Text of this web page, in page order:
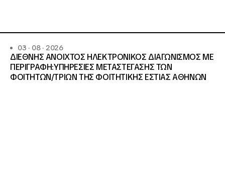
03 · 08 · 2026
ΔΙΕΘΝΗΣ ΑΝΟΙΧΤΟΣ ΗΛΕΚΤΡΟΝΙΚΟΣ ΔΙΑΓΩΝΙΣΜΟΣ ΜΕ
ΠΕΡΙΓΡΑΦΗ:ΥΠΗΡΕΣΙΕΣ METAΣΤΕΓΑΣΗΣ ΤΩΝ
ΦΟΙΤΗΤΩΝ/ΤΡΙΩΝ ΤΗΣ ΦΟΙΤΗΤΙΚΗΣ ΕΣΤΙΑΣ ΑΘΗΝΩΝ